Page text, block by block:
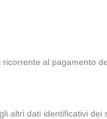
al pagamento
altri dati identificativi dei